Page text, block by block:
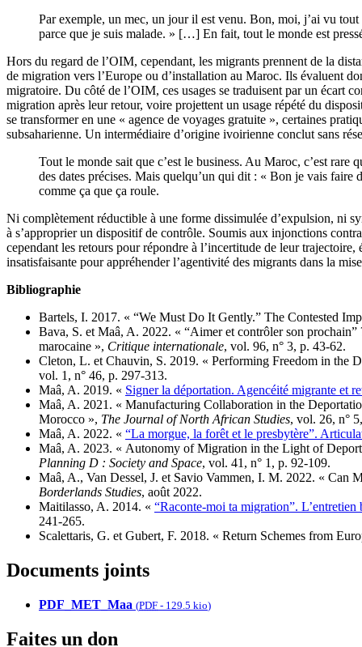
Par exemple, un mec, un jour il est venu. Bon, moi, j’ai vu
parce que je suis malade. » […] En fait, tout le monde est
Hors du regard de l’OIM, cependant, les migrants prennent de la
de migration vers l’Europe ou d’installation au Maroc. Ils évaluent
migratoire. Du côté de l’OIM, ces usages se traduisent par un écart
migration après leur retour, voire projettent un usage répété du
se transformer en une « agence de voyages gratuite », certaines
subsaharienne. Un intermédiaire d’origine ivoirienne conclut sans
Tout le monde sait que c’est le business. Au Maroc, c’est
des dates précises. Mais quelqu’un qui dit : « Bon je vais faire
comme ça que ça roule.
Ni complètement réductible à une forme dissimulée d’expulsion, ni
à s’approprier un dispositif de contrôle. Soumis aux injonctions
cependant les retours pour répondre à l’incertitude de leur
insatisfaisante pour appréhender l’agentivité des migrants dans la
Bibliographie
Bartels, I. 2017. « “We Must Do It Gently.” The Contested
Bava, S. et Maâ, A. 2022. « “Aimer et contrôler son prochain”
marocaine », Critique internationale, vol. 96, n° 3, p. 43‑62.
Cleton, L. et Chauvin, S. 2019. « Performing Freedom in the
vol. 1, n° 46, p. 297‑313.
Maâ, A. 2019. « Signer la déportation. Agencéité migrante et
Maâ, A. 2021. « Manufacturing Collaboration in the
Morocco », The Journal of North African Studies, vol. 26, n°
Maâ, A. 2022. « “La morgue, la forêt et le presbytère”.
Maâ, A. 2023. « Autonomy of Migration in the Light of
Planning D : Society and Space, vol. 41, n° 1, p. 92-109.
Maâ, A., Van Dessel, J. et Savio Vammen, I. M. 2022. « Can
Borderlands Studies, août 2022.
Maitilasso, A. 2014. « “Raconte-moi ta migration”.
241‑265.
Scalettaris, G. et Gubert, F. 2018. « Return Schemes from
Documents joints
PDF_MET_Maa (PDF - 129.5 kio)
Faites un don